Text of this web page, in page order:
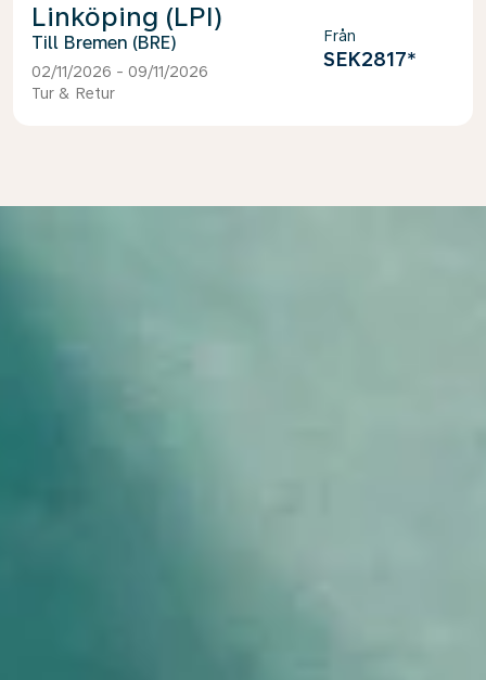
Linköping (LPI)
Bremen (BRE)
02/11/2026 - 09/11/2026
Tur & Retur
Från
SEK2817*